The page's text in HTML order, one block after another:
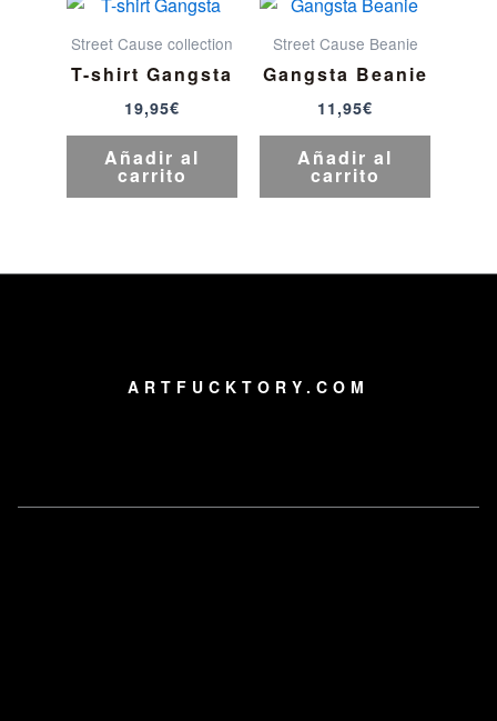
Street Cause collection
T-shirt Gangsta
19,95€
Añadir al
carrito
Street Cause Beanie
Gangsta Beanie
11,95€
Añadir al
carrito
ARTFUCKTORY.COM